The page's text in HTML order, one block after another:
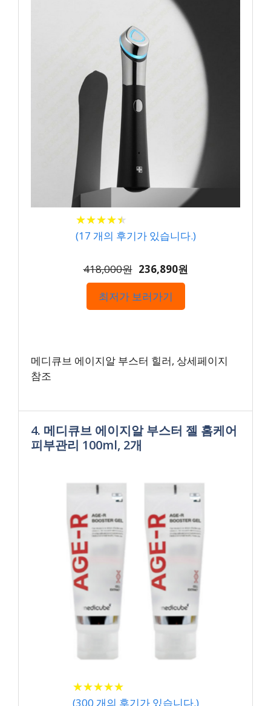
★★★★★
★★★★★
(17 개의 후기가 있습니다.)
418,000원 236,890원
최저가 보러가기
메디큐브 에이지알 부스터 힐러, 상세페이지
참조
4. 메디큐브 에이지알 부스터 젤 홈케어
피부관리 100ml, 2개
★★★★★
★★★★★
(300 개의 후기가 있습니다.)